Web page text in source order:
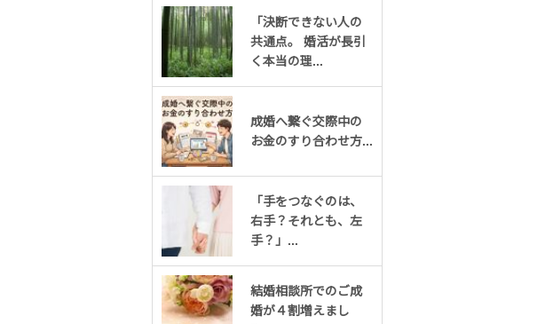
「決断できない人の
共通点。 婚活が長引
く本当の理...
成婚へ繋ぐ交際中の
お金のすり合わせ方...
「手をつなぐのは、
右手？それとも、左
手？」...
結婚相談所でのご成
婚が４割増えまし